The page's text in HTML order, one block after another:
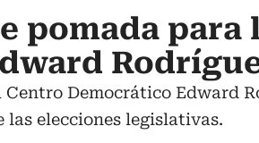
pomada para
Democrático Edward
elecciones legislativas.